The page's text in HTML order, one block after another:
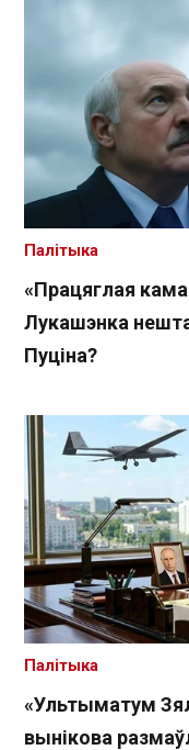
«Працяглая
Лукашэнка
Пуціна?
Палітыка
«Ультыматум
вынікова
Палітыка